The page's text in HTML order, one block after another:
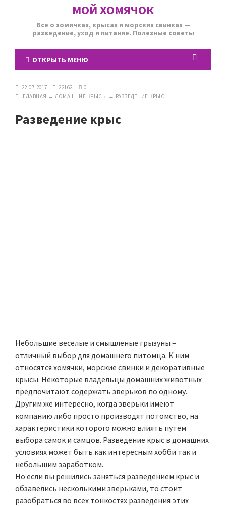
МОЙ ХОМЯЧОК
Все о хомячках, крысах и морских свинках —
разведение, уход и питание. Полезные советы
ОТКРЫТЬ МЕНЮ
22.07.2017 22162
0
ГЛАВНАЯ → ДОМАШНИЕ КРЫСЫ → РАЗВЕДЕНИЕ КРЫС
Разведение крыс
Небольшие веселые и смышленые грызуны –
отличный выбор для домашнего питомца. К ним
относятся хомячки, морские свинки и декоративные
крысы. Некоторые владельцы домашних животных
предпочитают содержать зверьков по одному.
Другим же интересно, когда зверьки имеют
компанию либо просто производят потомство, на
характеристики которого можно влиять путем
выбора самок и самцов. Разведение крыс в домашних
условиях может быть как интересным хобби так и
небольшим заработком.
Но если вы решились заняться разведением крыс и
обзавелись несколькими зверьками, то стоит
разобраться во всех тонкостях разведения этих